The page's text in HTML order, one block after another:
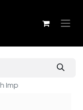
Imp